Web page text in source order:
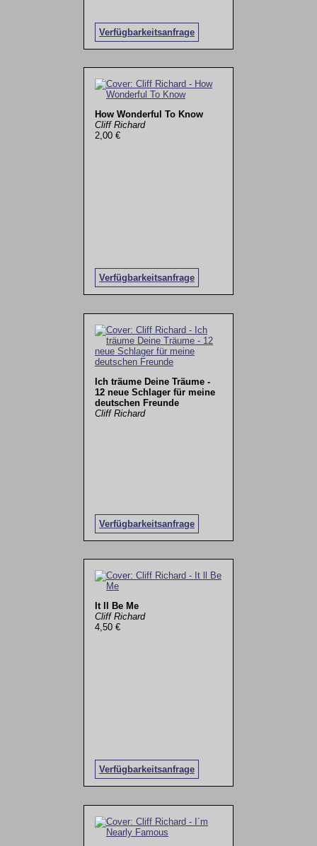
Verfügbarkeitsanfrage
How Wonderful To Know
Cliff Richard
2,00 €
Verfügbarkeitsanfrage
Ich träume Deine Träume -
12 neue Schlager für meine
deutschen Freunde
Cliff Richard
Verfügbarkeitsanfrage
It ll Be Me
Cliff Richard
4,50 €
Verfügbarkeitsanfrage